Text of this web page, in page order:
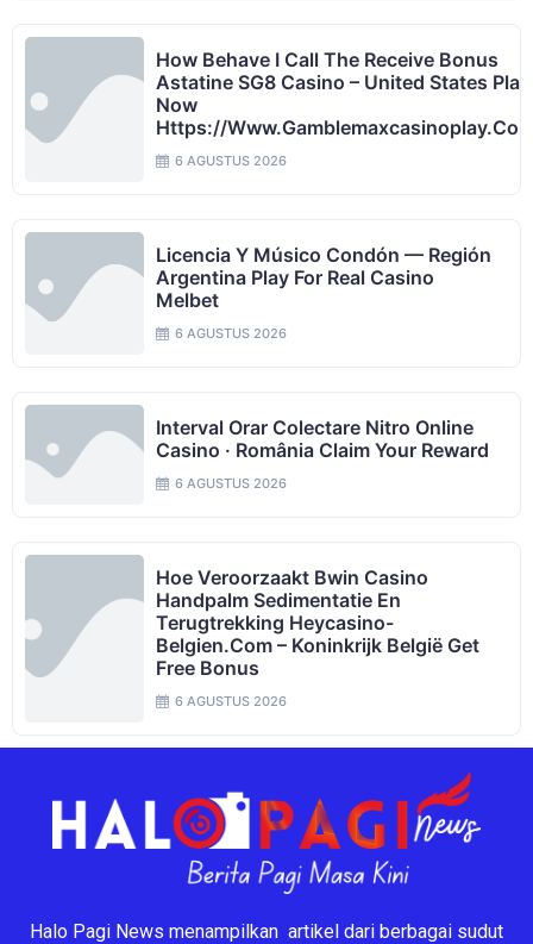
How Behave I Call The Receive Bonus
Astatine SG8 Casino – United States Play
Now
Https://
6 AGUSTUS 2026
Licencia Y Músico Condón — Región
Argentina Play For Real Casino
Melbet
6 AGUSTUS 2026
Interval Orar Colectare Nitro Online
Casino · România Claim Your Reward
6 AGUSTUS 2026
Hoe Veroorzaakt Bwin Casino
Handpalm Sedimentatie En
Terugtrekking Heycasino-
Belgien.com – Koninkrijk België Get
Free Bonus
6 AGUSTUS 2026
Halo Pagi News menampilkan artikel dari berbagai sudut